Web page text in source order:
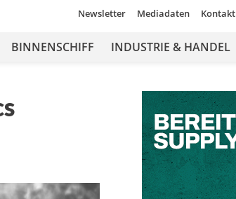
Newsletter Mediadaten Kontakt
BINNENSCHIFF INDUSTRIE & HANDEL